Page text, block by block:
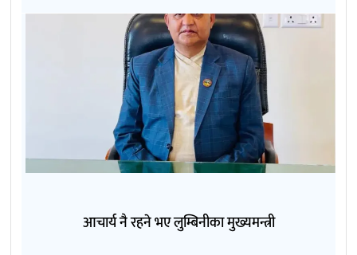
आचार्य नै रहने भए लुम्बिनीका मुख्यमन्त्री